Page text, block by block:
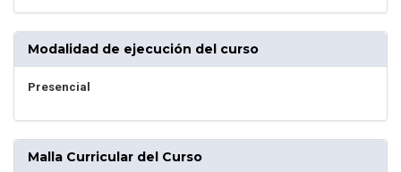
Modalidad de ejecución del curso
Presencial
Malla Curricular del Curso